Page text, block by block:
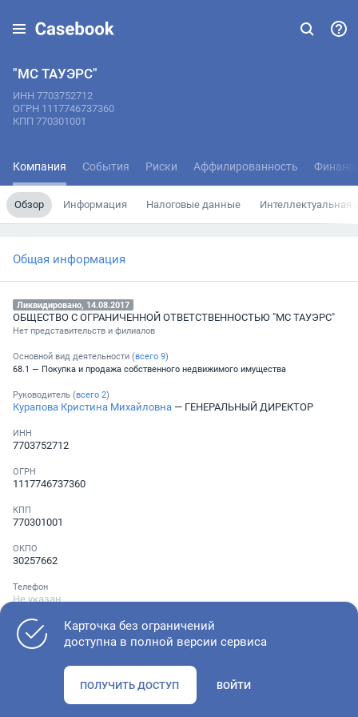
"МС ТАУЭРС"
ИНН 7703752712
ОГРН 1117746737360
КПП 770301001
Компания События Риски Аффилированность
Обзор Информация Налоговые данные Интеллектуальная
Общая информация
Ликвидировано, 14.08.2017
ОБЩЕСТВО С ОГРАНИЧЕННОЙ ОТВЕТСТВЕННОСТЬЮ "МС ТАУЭРС"
Нет представительств и филиалов
Основной вид деятельности (всего 9)
68.1 — Покупка и продажа собственного недвижимого имущества
Руководитель (всего 2)
Курапова Кристина Михайловна — ГЕНЕРАЛЬНЫЙ ДИРЕКТОР
ИНН
7703752712
ОГРН
1117746737360
КПП
770301001
ОКПО
30257662
Телефон
Не указан
Проверьте учредительные документы, адрес регистрации и
Карточка без ограничений
доступна в полной версии сервиса
ПОЛУЧИТЬ ДОСТУП ВОЙТИ